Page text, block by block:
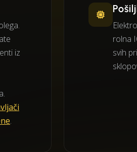
iz
.
rolna
svih